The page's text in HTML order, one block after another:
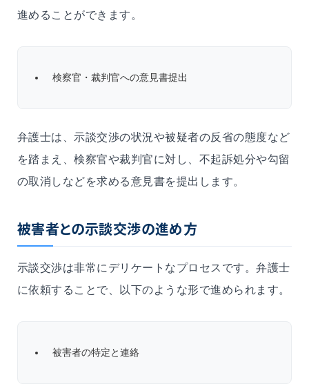
進めることができます。
検察官・裁判官への意見書提出
弁護士は、示談交渉の状況や被疑者の反省の態度など
を踏まえ、検察官や裁判官に対し、不起訴処分や勾留
の取消しなどを求める意見書を提出します。
被害者との示談交渉の進め方
示談交渉は非常にデリケートなプロセスです。弁護士
に依頼することで、以下のような形で進められます。
被害者の特定と連絡